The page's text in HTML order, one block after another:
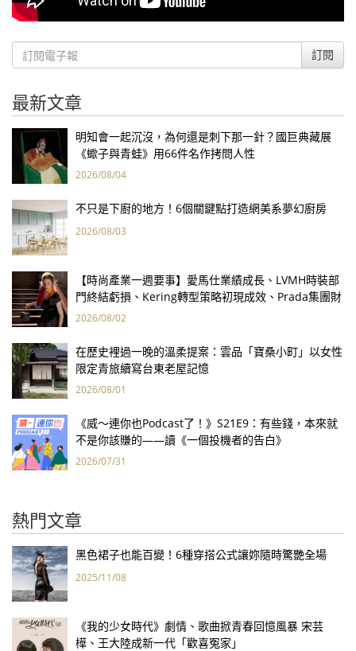
訂閱
最新文章
明知會一起沉沒，為何還是刺下那一針？國巨典藏展
《蠍子與青蛙》用66件名作拷問人性
2026/08/04
不只是下廚的地方！6個關鍵點打造網美系夢幻廚房
2026/08/03
【時尚產業一週要事】愛馬仕業績成長、LVMH時裝部
門終結虧損、Kering轉型策略初現成效、Prada集團財
報亮眼
2026/08/02
在歷史裡過一晚的溫柔提案：雲品「寶桑小町」以女性
限定青旅續寫台東老屋記憶
2026/08/01
《威～連你也Podcast了！》S21E9：有些錢，本來就
不是你該賺的——讀《一個投機者的告白》
2026/07/31
熱門文章
黑色裙子也能百變！6種穿搭公式讓妳隨時驚艷全場
2025/11/08
《我的少女時代》劇情、歌曲掀青春回憶風暴 宋芸
樺、王大陸成新一代「歡喜冤家」